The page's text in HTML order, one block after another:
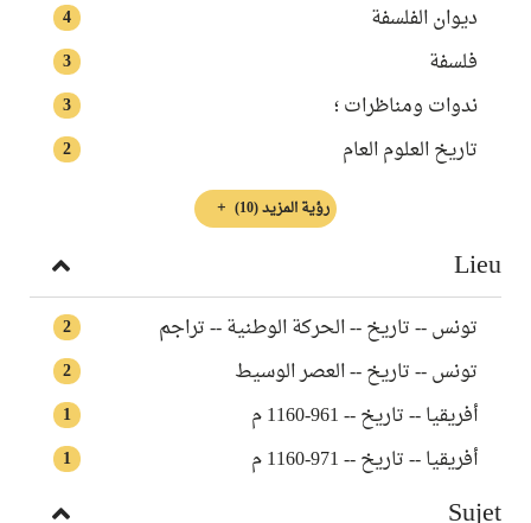
4 ديوان الفلسفة
3 فلسفة
3 ندوات ومناظرات ؛
2 تاريخ العلوم العام
رؤية المزيد(10)
Lieu
2 تونس -- تاريخ -- الحركة الوطنية -- تراجم
2 تونس‏‏‏ -- ‏تاريخ -- ‏العصر الوسيط
1 أفريقيا -- تاريخ -- 961-1160 م
1 أفريقيا -- تاريخ -- 971-1160 م